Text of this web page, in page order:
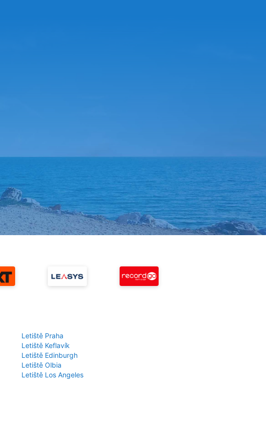
Letiště Praha
Letiště Keflavík
Letiště Edinburgh
Letiště Olbia
Letiště Los Angeles